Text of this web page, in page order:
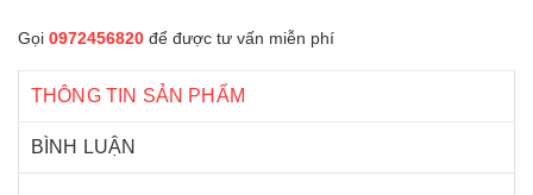
Gọi 0972456820 để được tư vấn miễn phí
THÔNG TIN SẢN PHẨM
BÌNH LUẬN